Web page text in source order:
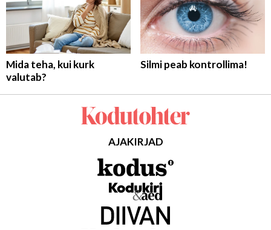
Mida teha, kui kurk
valutab?
Silmi peab kontrollima!
AJAKIRJAD